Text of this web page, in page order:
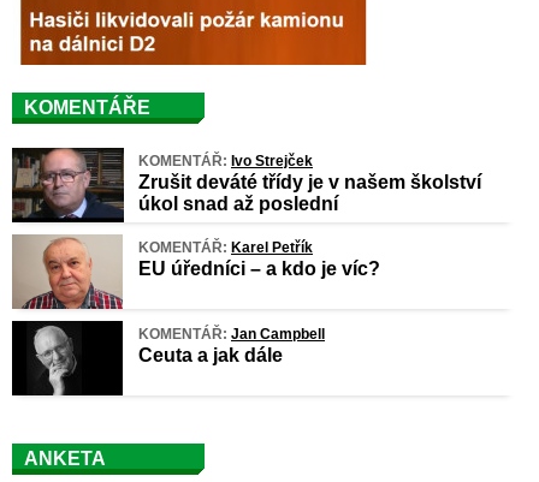
KOMENTÁŘE
KOMENTÁŘ: Ivo Strejček
Zrušit deváté třídy je v našem školství
úkol snad až poslední
KOMENTÁŘ: Karel Petřík
EU úředníci – a kdo je víc?
KOMENTÁŘ: Jan Campbell
Ceuta a jak dále
ANKETA